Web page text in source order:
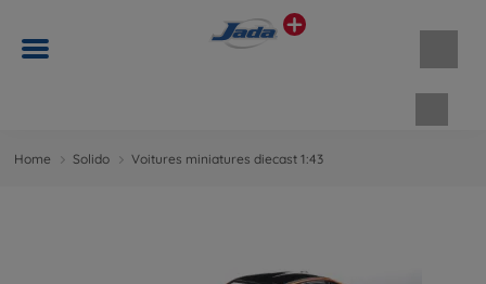
Home Solido Voitures miniatures diecast 1:43